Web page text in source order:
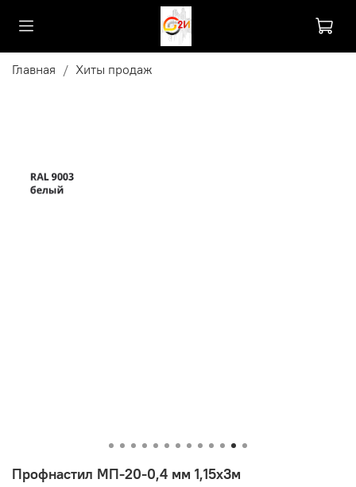
Главная Хиты продаж
Профнастил МП-20-0,4 мм 1,15х3м